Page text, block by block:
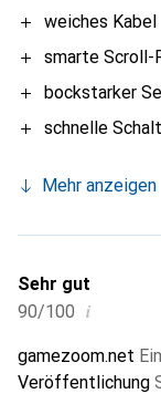
weiches Kabel
smarte Scroll-
bockstarker
schnelle
Mehr anzeigen
Sehr gut
90/100 i
gamezoom.net
Veröffentlichung